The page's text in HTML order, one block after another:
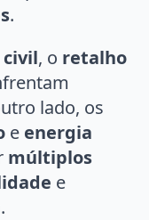
.
, o retalho
lado, os
e energia
múltiplos
e
.